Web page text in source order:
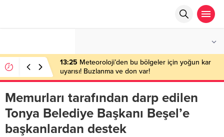
13:25 Meteoroloji’den bu bölgeler için yoğun kar
uyarısı! Buzlanma ve don var!
Memurları tarafından darp edilen
Tonya Belediye Başkanı Beşel’e
başkanlardan destek